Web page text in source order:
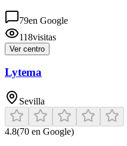
79en Google
118visitas
Ver centro
Lytema
Sevilla
4.8(70 en Google)